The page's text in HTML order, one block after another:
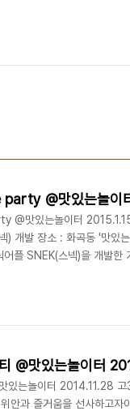
@맛있는놀이
맛있는놀이터
) 개발 장소 : 화곡동 '맛있
플 SNEK(스넥)을 개발한
@맛있는놀이터
있는놀이터 2014.11.28
안과 즐거움을 선사하고